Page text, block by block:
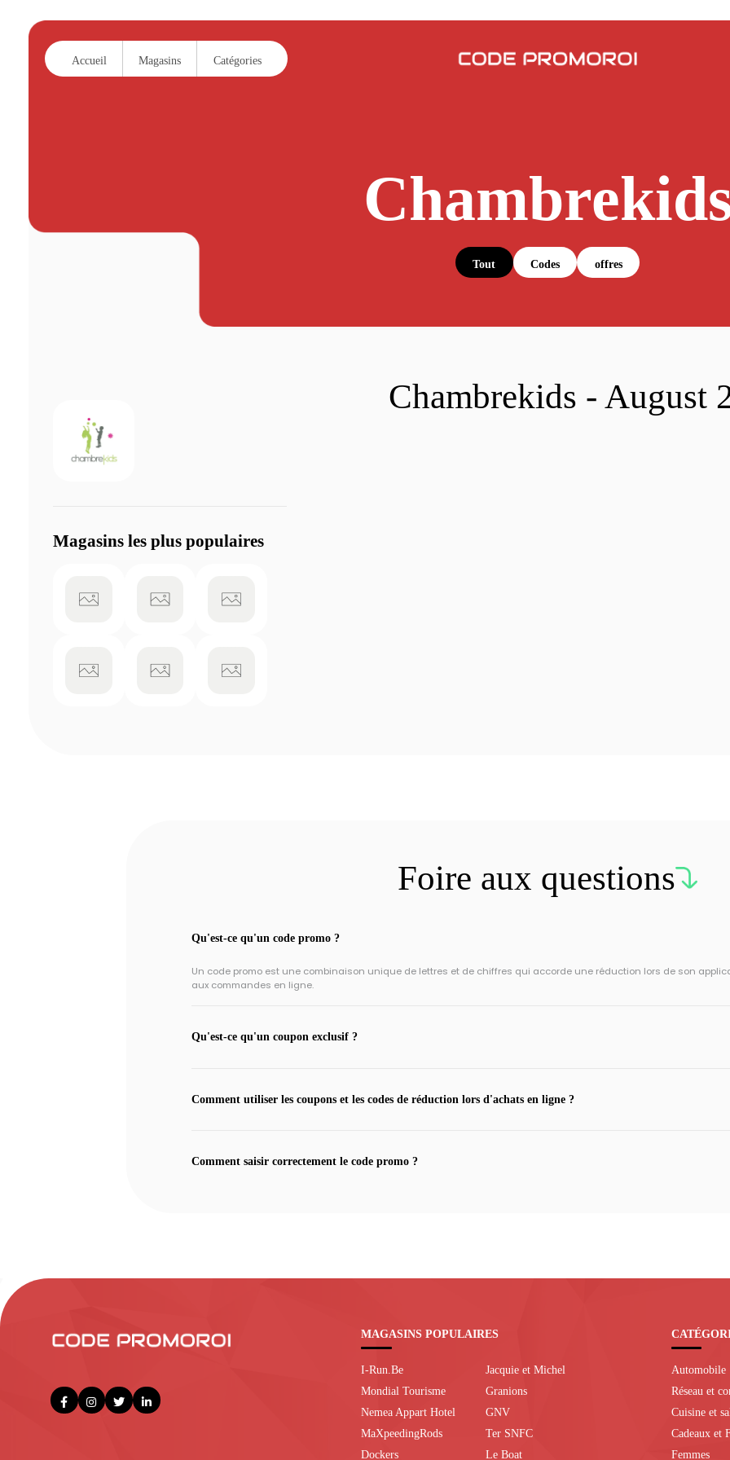
Accueil Magasins Catégories
Tout Codes offres
Chambrekids - August
Magasins les plus populaires
Foire aux questions
Qu'est-ce qu'un code promo ?
Un code promo est une combinaison unique de lettres et de chiffres qui accorde une réduction lors de son
aux commandes en ligne.
Qu'est-ce qu'un coupon exclusif ?
Comment utiliser les coupons et les codes de réduction lors d'achats en ligne ?
Comment saisir correctement le code promo ?
MAGASINS POPULAIRES
I-Run.Be
Mondial Tourisme
Nemea Appart Hotel
MaXpeedingRods
Dockers
Jacquie et Michel
Granions
GNV
Ter SNFC
Le Boat
Automobile
Réseau et
Cuisine et
Cadeaux et
Femmes